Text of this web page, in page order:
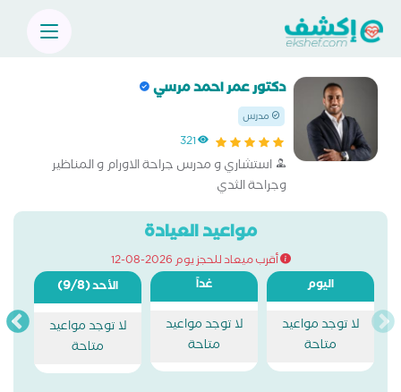
دكتور عمر احمد مرسي
مدرس
321
استشاري و مدرس جراحة الاورام و المناظير
وجراحة الثدي
مواعيد العيادة
أقرب ميعاد للحجز يوم 2026-08-12
اليوم
لا توجد مواعيد
متاحة
غداً
لا توجد مواعيد
متاحة
الأحد(9/8)
لا توجد مواعيد
متاحة